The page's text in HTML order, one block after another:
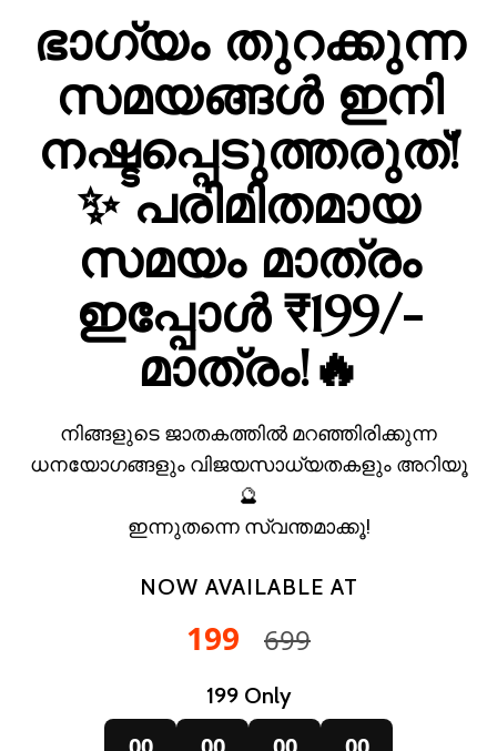
ഭാഗ്യം തുറക്കുന്ന
സമയങ്ങൾ ഇനി
നഷ്ടപ്പെടുത്തരുത്!
✨ പരിമിതമായ
സമയം മാത്രം
ഇപ്പോൾ ₹199/-
മാത്രം!🔥
നിങ്ങളുടെ ജാതകത്തിൽ മറഞ്ഞിരിക്കുന്ന
ധനയോഗങ്ങളും വിജയസാധ്യതകളും അറിയൂ
🔮
ഇന്നുതന്നെ സ്വന്തമാക്കൂ!
NOW AVAILABLE AT
199 699
199 Only